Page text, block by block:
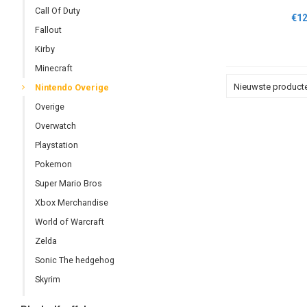
Call Of Duty
Fallout
Kirby
Minecraft
Nintendo Overige
Overige
Overwatch
Playstation
Pokemon
Super Mario Bros
Xbox Merchandise
World of Warcraft
Zelda
Sonic The hedgehog
Skyrim
Nieuwste